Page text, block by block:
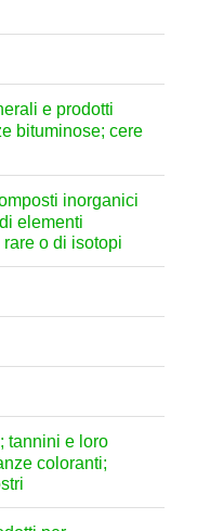
e prodotti
bituminose; cere
inorganici
elementi
o di isotopi
tannini e loro
coloranti;